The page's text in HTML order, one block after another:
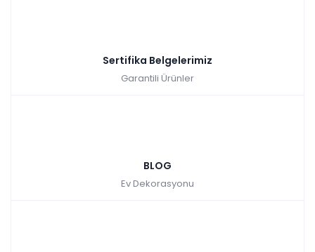
Sertifika Belgelerimiz
Garantili Ürünler
BLOG
Ev Dekorasyonu